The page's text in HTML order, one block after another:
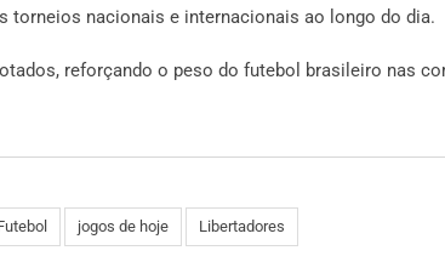
torneios nacionais e internacionais ao longo do dia.
reforçando o peso do futebol brasileiro nas
jogos de hoje Libertadores